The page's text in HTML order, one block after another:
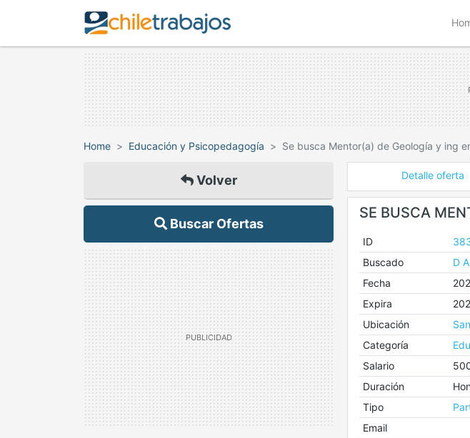
Home Educación y Psicopedagogía Se busca Mentor(a) de Geología y ing
Volver
Buscar Ofertas
Detalle oferta
SE BUSCA
ID
Buscado
D
Fecha
Expira
Ubicación
Categoría
Salario
Duración
Tipo
Email